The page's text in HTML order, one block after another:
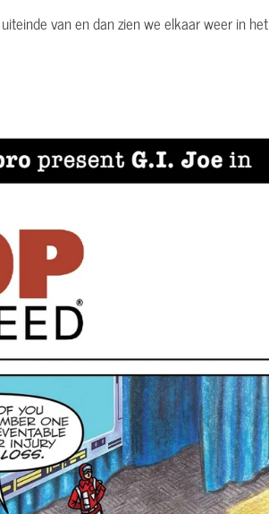
van en dan zien we elkaar weer in het